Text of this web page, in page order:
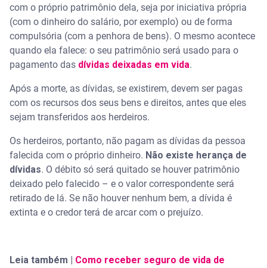
com o próprio patrimônio dela, seja por iniciativa própria
(com o dinheiro do salário, por exemplo) ou de forma
compulsória (com a penhora de bens). O mesmo acontece
quando ela falece: o seu patrimônio será usado para o
pagamento das dívidas deixadas em vida.
Após a morte, as dívidas, se existirem, devem ser pagas
com os recursos dos seus bens e direitos, antes que eles
sejam transferidos aos herdeiros.
Os herdeiros, portanto, não pagam as dívidas da pessoa
falecida com o próprio dinheiro. Não existe herança de
dívidas. O débito só será quitado se houver patrimônio
deixado pelo falecido – e o valor correspondente será
retirado de lá. Se não houver nenhum bem, a dívida é
extinta e o credor terá de arcar com o prejuízo.
Leia também | Como receber seguro de vida de